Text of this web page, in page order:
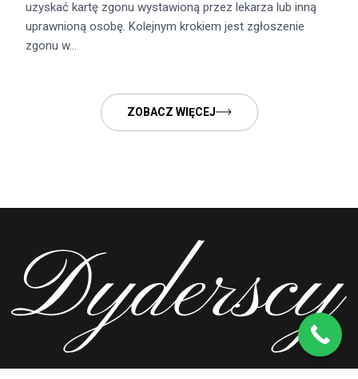
uzyskać kartę zgonu wystawioną przez lekarza lub inną
uprawnioną osobę. Kolejnym krokiem jest zgłoszenie
zgonu w…
ZOBACZ WIĘCEJ